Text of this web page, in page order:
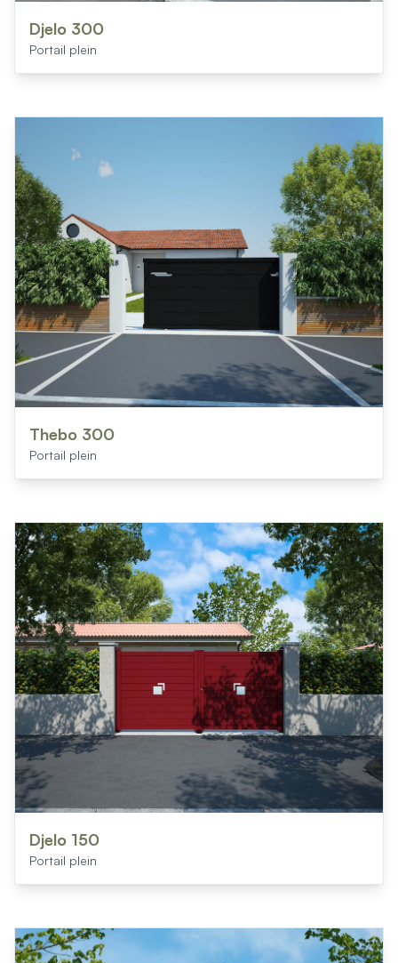
Accès ProDjelo 300
Portail plein
Thebo 300
Portail plein
Djelo 150
Portail plein